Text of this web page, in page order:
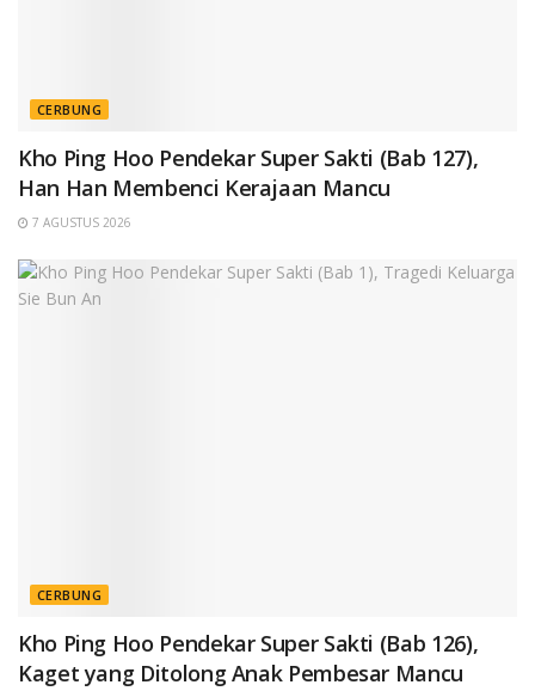
CERBUNG
Kho Ping Hoo Pendekar Super Sakti (Bab 127),
Han Han Membenci Kerajaan Mancu
7 AGUSTUS 2026
CERBUNG
Kho Ping Hoo Pendekar Super Sakti (Bab 126),
Kaget yang Ditolong Anak Pembesar Mancu